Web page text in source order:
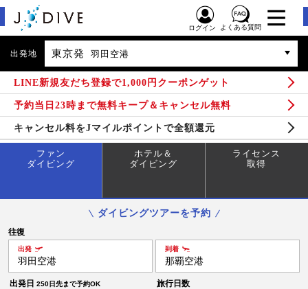
ログイン よくある質問
出発地 東京発 羽田空港
LINE新規友だち登録で1,000円クーポンゲット
予約当日23時まで無料キープ＆キャンセル無料
キャンセル料をJマイルポイントで全額還元
ファン
ダイビング
ホテル＆
ダイビング
ライセンス
取得
ダイビングツアーを予約
出発日 250日先まで予約OK 旅行日数
往復
出発
羽田空港
到着
那覇空港